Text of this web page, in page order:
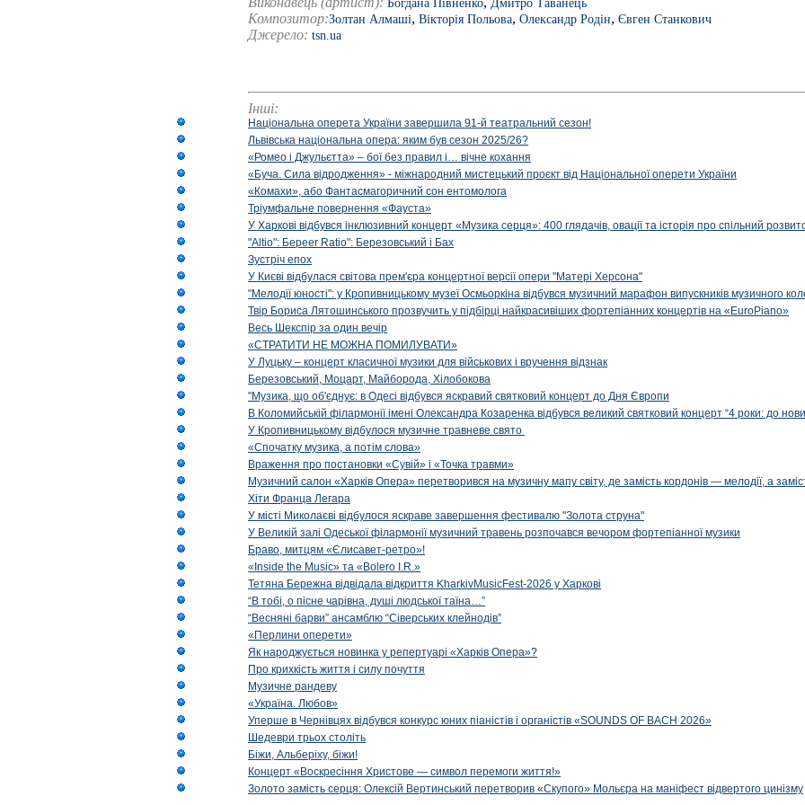
Богдана Півненко Дмитро Таванець
Композитор:Золтан Алмаші, Вікторія Польова, Олександр Родін, Євген Станкович
Джерело: tsn.ua
Інші:
Національна оперета України завершила 91-й театральний сезон!
Львівська національна опера: яким був сезон 2025/26?
«Ромео і Джульєтта» – бої без правил і… вічне кохання
«Буча. Сила відродження» - міжнародний мистецький проєкт від Національної оперети України
«Комахи», або Фантасмагоричний сон ентомолога
Тріумфальне повернення «Фауста»
У Харкові відбувся інклюзивний концерт «Музика серця»: 400 глядачів, овації та історія про спільний
"Altio": Береer Ratio": Березовський і Бах
Зустріч епох
У Києві відбулася світова прем'єра концертної версії опери "Матері Херсона"
"Мелодії юності": у Кропивницькому музеї Осмьоркіна відбувся музичний марафон випускників музичного
Твір Бориса Лятошинського прозвучить у підбірці найкрасивіших фортепіанних концертів на «EuroPiano»
Весь Шекспір за один вечір
«СТРАТИТИ НЕ МОЖНА ПОМИЛУВАТИ»
У Луцьку – концерт класичної музики для військових і вручення відзнак
Березовський, Моцарт, Майборода, Хілобокова
"Музика, що об'єднує: в Одесі відбувся яскравий святковий концерт до Дня Європи
В Коломийській філармонії імені Олександра Козаренка відбувся великий святковий концерт “4 роки: до
У Кропивницькому відбулося музичне травневе свято
«Спочатку музика, а потім слова»
Враження про постановки «Сувій» і «Точка травми»
Музичний салон «Харків Опера» перетворився на музичну мапу світу, де замість кордонів — мелодії, а
Хіти Франца Легара
У місті Миколаєві відбулося яскраве завершення фестивалю "Золота струна"
У Великій залі Одеської філармонії музичний травень розпочався вечором фортепіанної музики
Браво, митцям «Єлисавет-ретро»!
«Inside the Music» та «Bolero I.R.»
Тетяна Бережна відвідала відкриття KharkivMusicFest-2026 у Харкові
“В тобі, о пісне чарівна, душі людської таїна…”
“Весняні барви” ансамблю “Сіверських клейнодів”
«Перлини оперети»
Як народжується новинка у репертуарі «Харків Опера»?
Про крихкість життя і силу почуття
Музичне рандеву
«Україна. Любов»
Уперше в Чернівцях відбувся конкурс юних піаністів і органістів «SOUNDS OF BACH 2026»
Шедеври трьох століть
Біжи, Альберіху, біжи!
Концерт «Воскресіння Христове — символ перемоги життя!»
Золото замість серця: Олексій Вертинський перетворив «Скупого» Мольєра на маніфест відвертого цинізму